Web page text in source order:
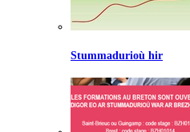
Stummadurioù hir